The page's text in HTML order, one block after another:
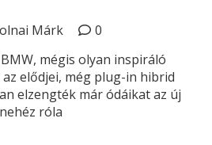
Márk
0
mégis olyan inspiráló
elődjei, még plug-in hibrid
elzengték már ódáikat az új
róla